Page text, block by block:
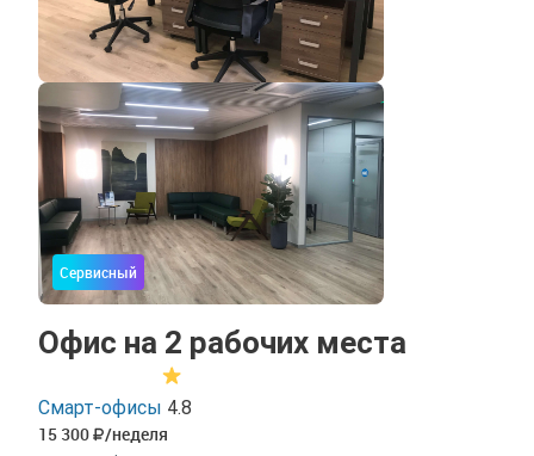
Сервисный
Офис на 2 рабочих места
Смарт-офисы 4.8
15 300 /неделя